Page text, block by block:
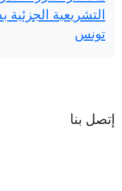
الكبارية من ولاية